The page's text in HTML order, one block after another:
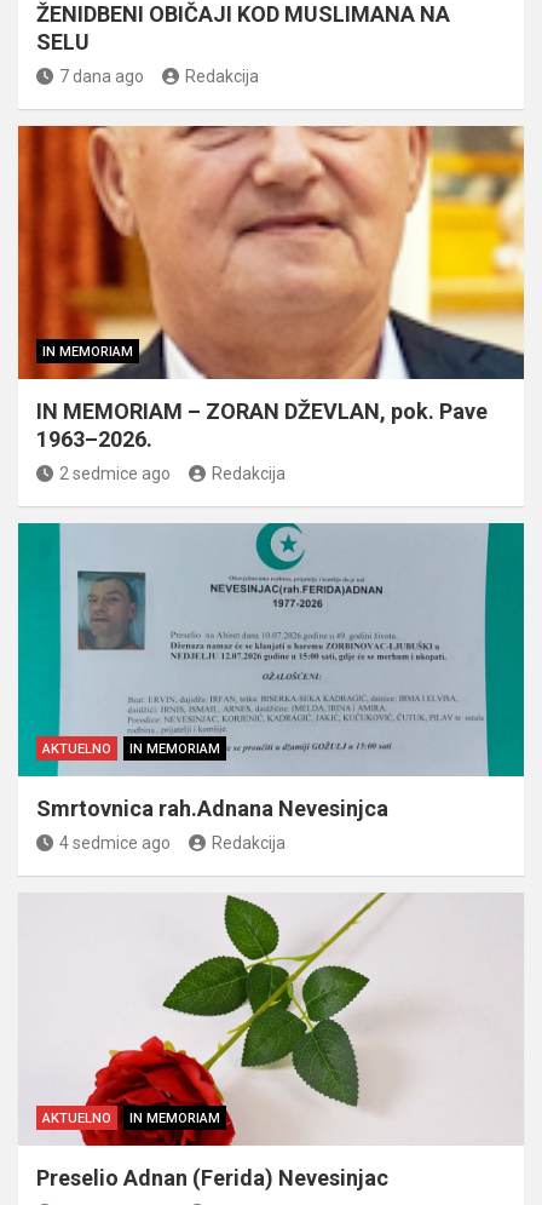
ŽENIDBENI OBIČAJI KOD MUSLIMANA NA
SELU
7 dana ago Redakcija
IN MEMORIAM
IN MEMORIAM – ZORAN DŽEVLAN, pok. Pave
1963–2026.
2 sedmice ago Redakcija
AKTUELNO IN MEMORIAM
Smrtovnica rah.Adnana Nevesinjca
4 sedmice ago Redakcija
AKTUELNO IN MEMORIAM
Preselio Adnan (Ferida) Nevesinjac